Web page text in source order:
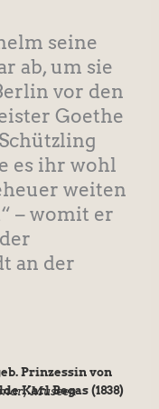
seine
ab, um sie
vor den
Goethe
es ihr wohl
weiten
– womit er
an der
Prinzessin von
Karl Begas (1838)
Museen